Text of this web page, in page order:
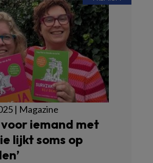
| Magazine
voor iemand met
lijkt soms op